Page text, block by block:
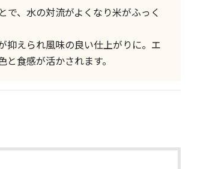
で、水の対流がよくなり米がふっく
抑えられ風味の良い仕上がりに。エ
食感が活かされます。